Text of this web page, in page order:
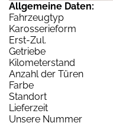
Allgemeine Daten:
Fahrzeugtyp
Karosserieform
Erst-Zul.
Getriebe
Kilometerstand
Anzahl der Türen
Farbe
Standort
Lieferzeit
Unsere Nummer